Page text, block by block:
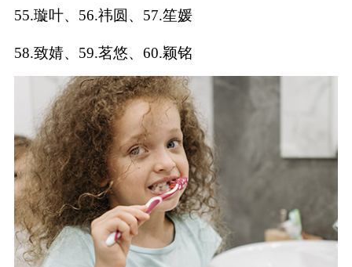
典
宝
取
名
字
打
分
辰
起
名
师
起
名
55.璇叶、56.祎圆、57.笙媛
58.致婧、59.茗悠、60.颖铭